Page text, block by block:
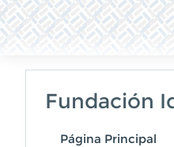
Salta al contenido principal
Fundación
Página Principal